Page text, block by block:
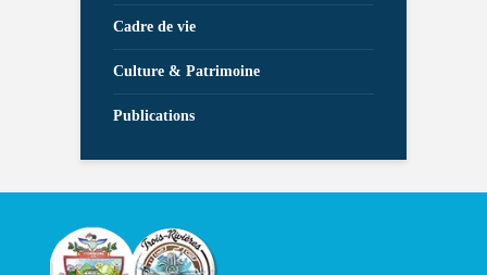
Cadre de vie
Culture & Patrimoine
Publications